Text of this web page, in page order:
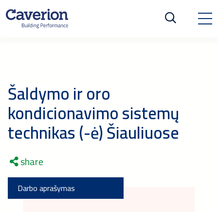
Šaldymo ir oro
kondicionavimo sistemų
technikas (-ė) Šiauliuose
share
Darbo aprašymas